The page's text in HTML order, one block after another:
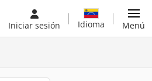
Iniciar sesión Idioma Menú